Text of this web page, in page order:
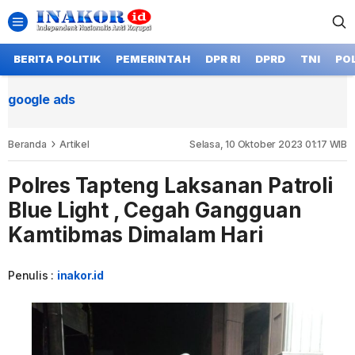
BERITA POLITIK PEMERINTAH DPR RI DPRD TNI
google ads
Beranda Artikel Selasa, 10 Oktober 2023 01:17 WIB
Polres Tapteng Laksanan Patroli
Blue Light , Cegah Gangguan
Kamtibmas Dimalam Hari
Penulis : inakor.id